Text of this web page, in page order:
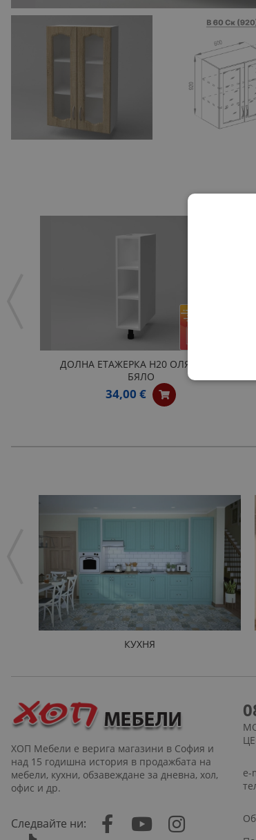
ДОЛНА ЕТАЖЕРКА Н20 ОЛЯ NEW -
БЯЛО
34,00 €
КУХНЯ
ХОП Мебели е верига магазини в София и
над 15 годишна история в продажбата на
мебели, кухни, обзавеждане за дневна, хол,
офис и др.
Следвайте ни:
e-